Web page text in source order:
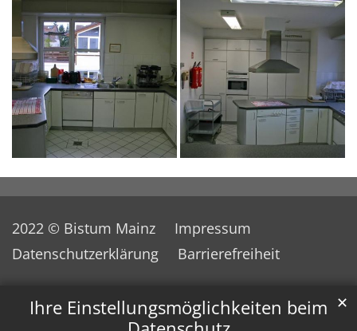
Ihre Einstellungsmöglichkeiten beim ✕
2022 © Bistum Mainz
Impressum
Datenschutzerklärung
Barrierefreiheit